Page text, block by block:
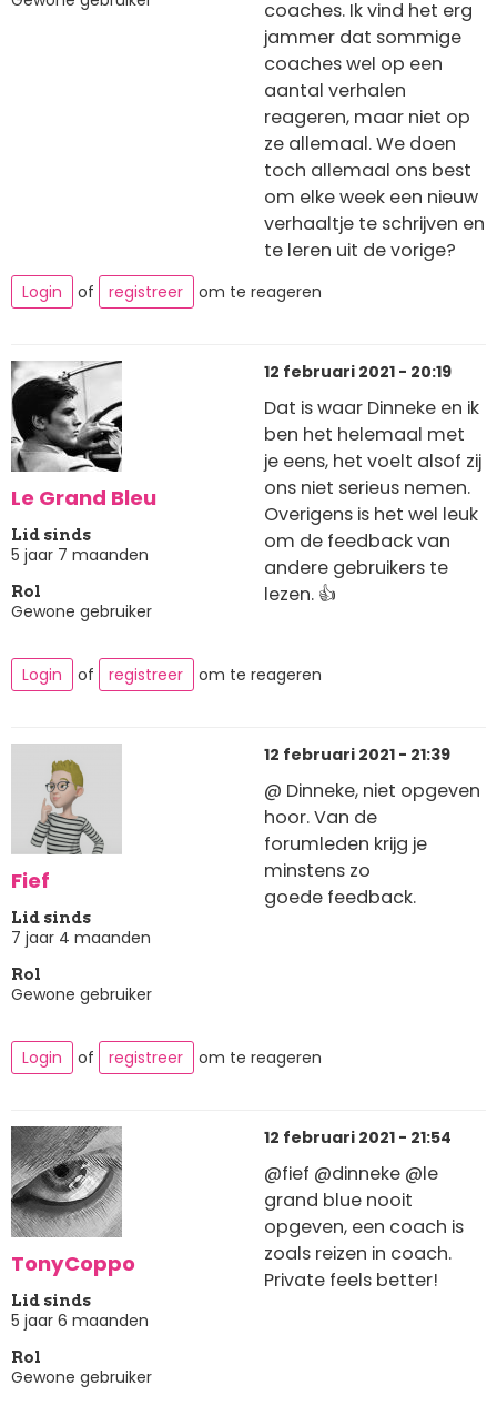
coaches. Ik vind het erg
jammer dat sommige
coaches wel op een
aantal verhalen
reageren, maar niet op
ze allemaal. We doen
toch allemaal ons best
om elke week een nieuw
verhaaltje te schrijven en
te leren uit de vorige?
Login of registreer om te reageren
Le Grand Bleu
Lid sinds
5 jaar 7 maanden
Rol
Gewone gebruiker
12 februari 2021 - 20:19
Dat is waar Dinneke en ik
ben het helemaal met
je eens, het voelt alsof zij
ons niet serieus nemen.
Overigens is het wel leuk
om de feedback van
andere gebruikers te
lezen. 👍
Login of registreer om te reageren
Fief
Lid sinds
7 jaar 4 maanden
Rol
Gewone gebruiker
12 februari 2021 - 21:39
@ Dinneke, niet opgeven
hoor. Van de
forumleden krijg je
minstens zo
goede feedback.
Login of registreer om te reageren
TonyCoppo
Lid sinds
5 jaar 6 maanden
Rol
Gewone gebruiker
12 februari 2021 - 21:54
@fief @dinneke @le
grand blue nooit
opgeven, een coach is
zoals reizen in coach.
Private feels better!